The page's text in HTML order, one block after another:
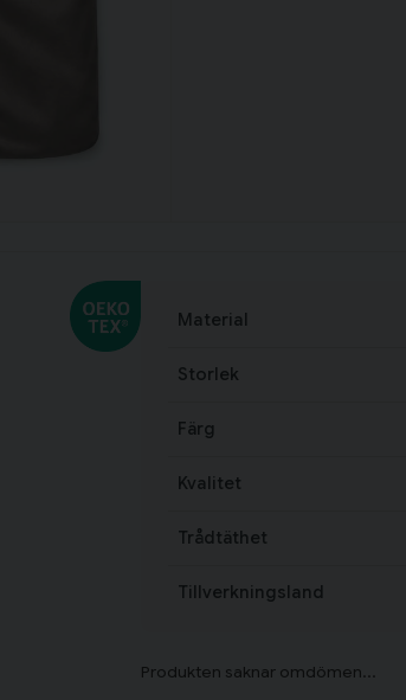
Material
Storlek
Färg
Kvalitet
Trådtäthet
Tillverkningsland